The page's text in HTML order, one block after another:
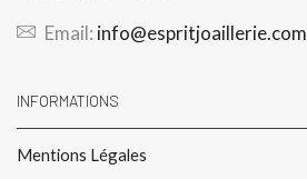
Email: info@espritjoaillerie.com
INFORMATIONS
Mentions Légales